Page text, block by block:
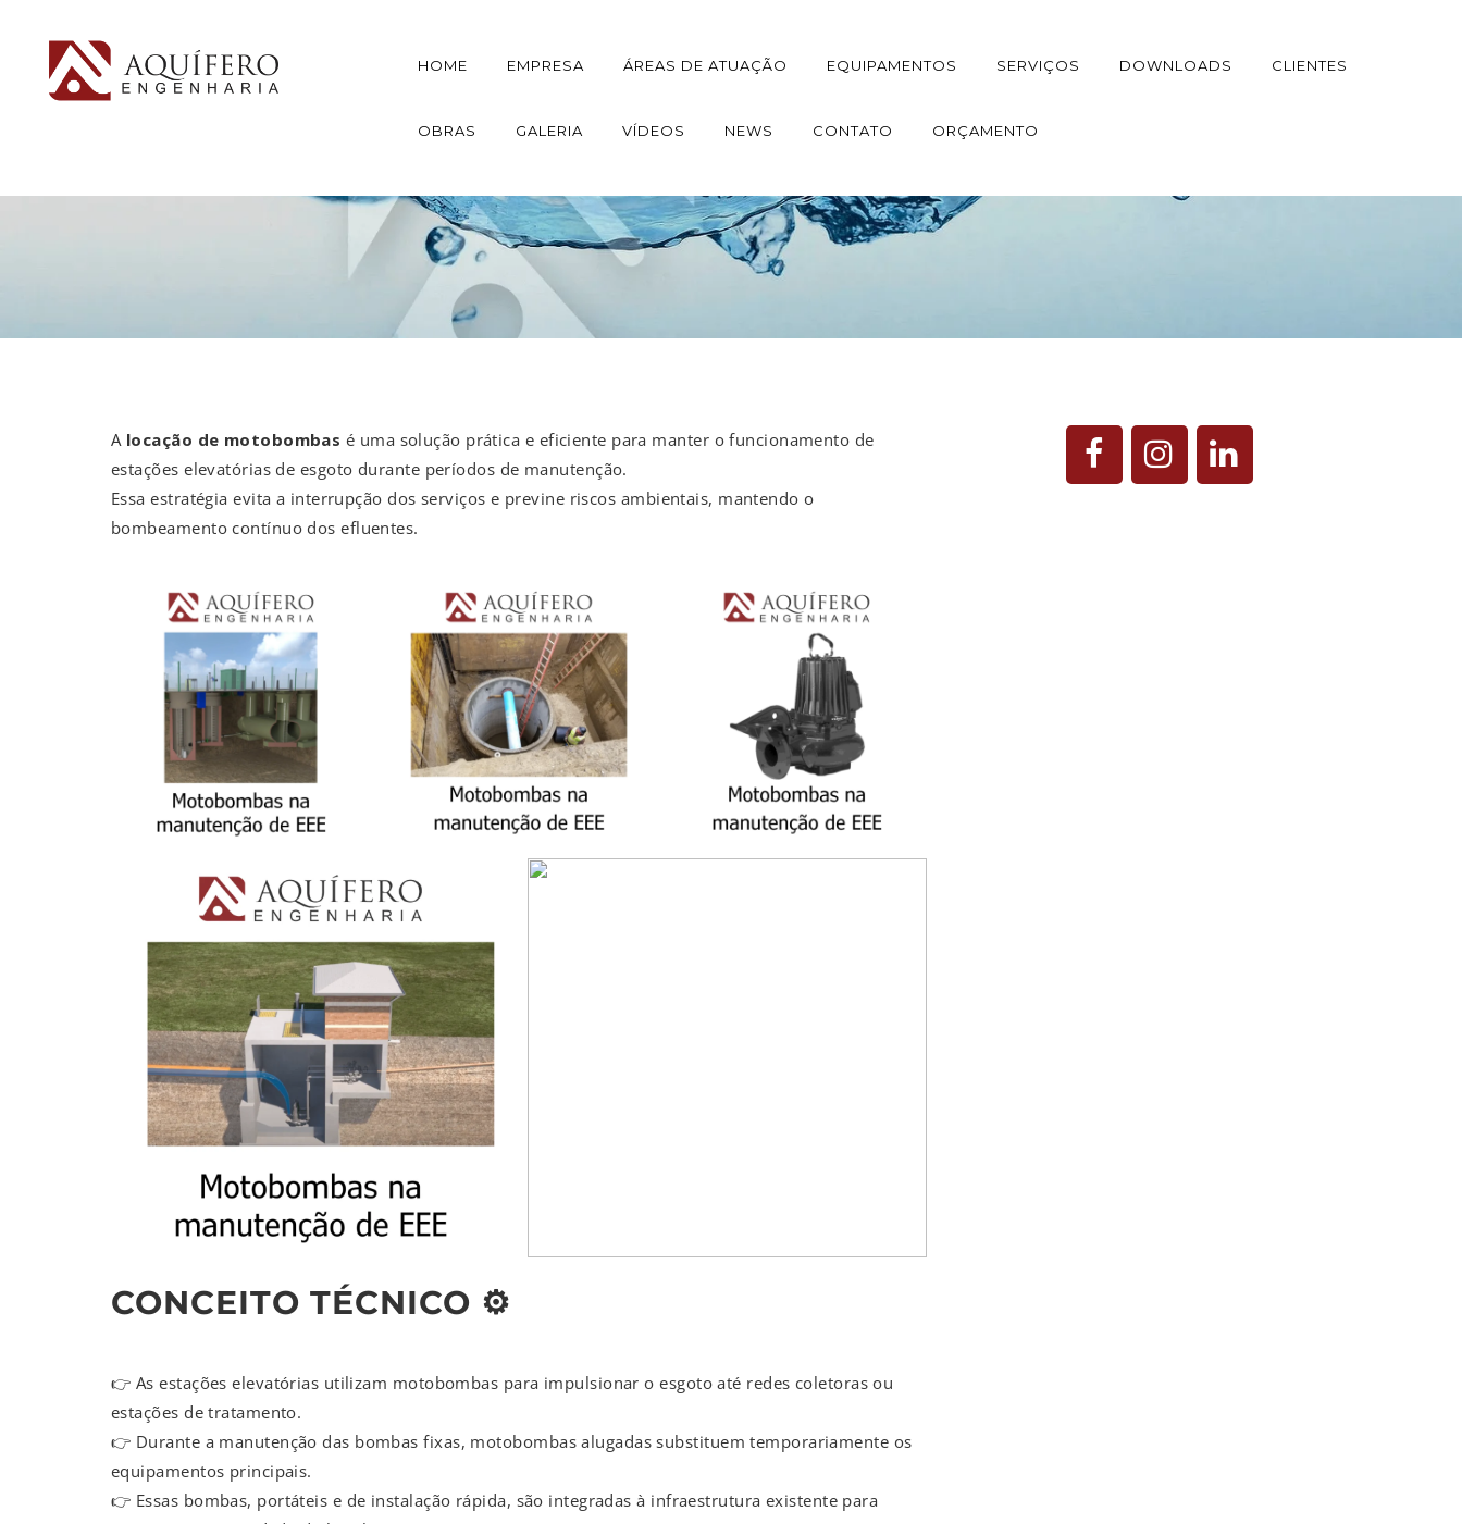
HOME EMPRESA ÁREAS DE ATUAÇÃO EQUIPAMENTOS SERVIÇOS DOWNLOADS CLIENTES
OBRAS GALERIA VÍDEOS NEWS CONTATO ORÇAMENTO
A locação de motobombas é uma solução prática e eficiente para manter o funcionamento de
estações elevatórias de esgoto durante períodos de manutenção.
Essa estratégia evita a interrupção dos serviços e previne riscos ambientais, mantendo o
bombeamento contínuo dos efluentes.
CONCEITO TÉCNICO ⚙️
👉 As estações elevatórias utilizam motobombas para impulsionar o esgoto até redes coletoras ou
estações de tratamento.
👉 Durante a manutenção das bombas fixas, motobombas alugadas substituem temporariamente os
equipamentos principais.
👉 Essas bombas, portáteis e de instalação rápida, são integradas à infraestrutura existente para